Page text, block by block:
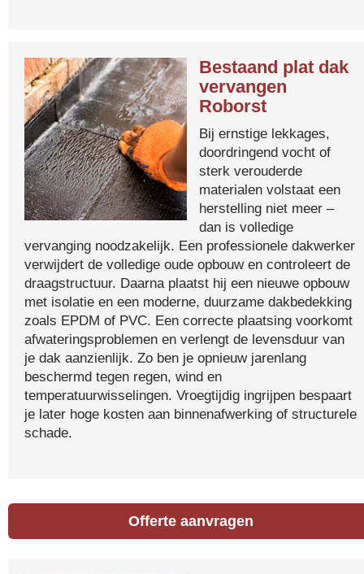
Bestaand plat dak
vervangen
Roborst
Bij ernstige lekkages,
doordringend vocht of
sterk verouderde
materialen volstaat een
herstelling niet meer –
dan is volledige
vervanging noodzakelijk. Een professionele dakwerker
verwijdert de volledige oude opbouw en controleert de
draagstructuur. Daarna plaatst hij een nieuwe opbouw
met isolatie en een moderne, duurzame dakbedekking
zoals EPDM of PVC. Een correcte plaatsing voorkomt
afwateringsproblemen en verlengt de levensduur van
je dak aanzienlijk. Zo ben je opnieuw jarenlang
beschermd tegen regen, wind en
temperatuurwisselingen. Vroegtijdig ingrijpen bespaart
je later hoge kosten aan binnenafwerking of structurele
schade.
Offerte aanvragen